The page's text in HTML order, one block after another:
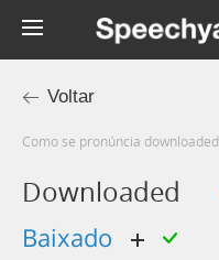
Voltar
Como se pronúncia downloaded
Downloaded
baixado